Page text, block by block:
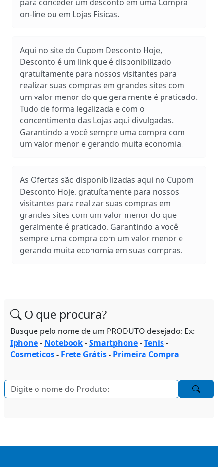
para conceder um desconto em uma Compra
on-line ou em Lojas Físicas.
Aqui no site do Cupom Desconto Hoje,
Desconto é um link que é disponibilizado
gratuítamente para nossos visitantes para
realizar suas compras em grandes sites com
um valor menor do que geralmente é praticado.
Tudo de forma legalizada e com o
concentimento das Lojas aqui divulgadas.
Garantindo a você sempre uma compra com
um valor menor e gerando muita economia.
As Ofertas são disponibilizadas aqui no Cupom
Desconto Hoje, gratuítamente para nossos
visitantes para realizar suas compras em
grandes sites com um valor menor do que
geralmente é praticado. Garantindo a você
sempre uma compra com um valor menor e
gerando muita economia em suas compras.
O que procura?
Busque pelo nome de um PRODUTO desejado: Ex:
Iphone- Notebook-Smartphone-Tenis-
Cosmeticos- Frete Grátis- Primeira Compra